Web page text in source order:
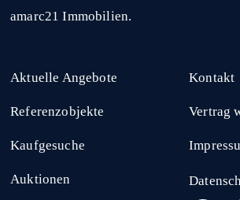
amarc21 Immobilien.
Aktuelle Angebote
Referenzobjekte
Kaufgesuche
Auktionen
Kontakt
Vertrag